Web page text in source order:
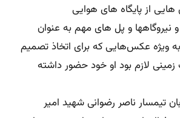
از پایگاه های هوایی
نیروگاهها و پل ‌های مهم به عنوان
ویژه عكس‌هایی كه برای اتخاذ تصمیم
لازم بود او خود حضور داشته
تیمسار ناصر رضوانی شهید امیر